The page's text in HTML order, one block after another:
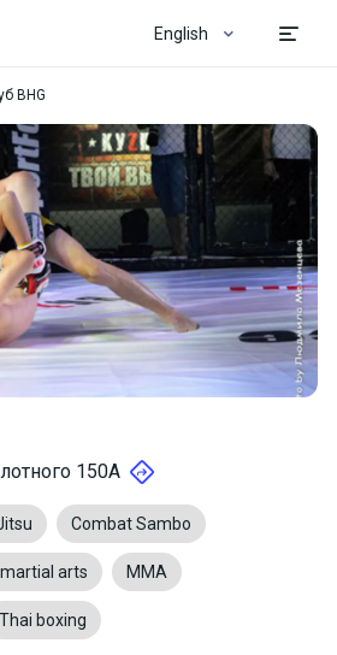
English
BHG
150А
Combat Sambo
arts MMA
Thai boxing